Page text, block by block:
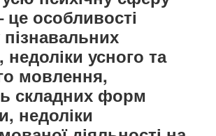
особливості
недоліки усного та
мовлення,
складних форм
недоліки